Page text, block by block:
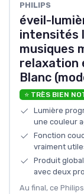
PHILIPS
éveil-
intensités
musiques
relaxation
Blanc
⭐ TRÈS BIEN
Lumière
une couleur
Fonction
vraiment
Produit
avec deux
Au final, ce